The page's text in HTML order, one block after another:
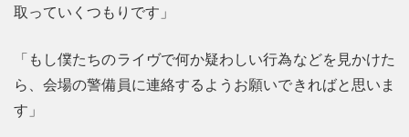
取っていくつもりです」
「もし僕たちのライヴで何か疑わしい行為などを見かけた
ら、会場の警備員に連絡するようお願いできればと思いま
す」